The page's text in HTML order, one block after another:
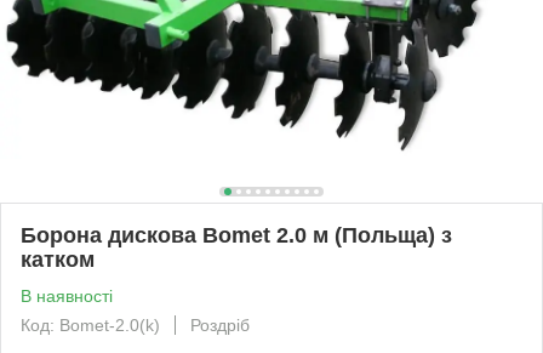
Борона дискова Bomet 2.0 м (Польща) з
катком
В наявності
Код: Bomet-2.0(k)
Роздріб